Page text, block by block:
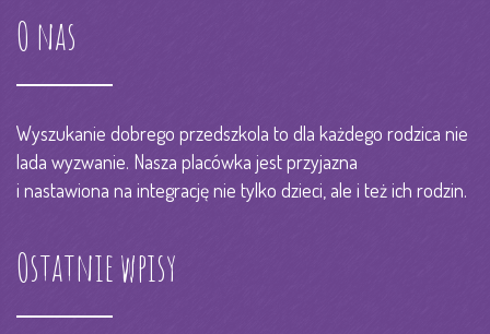
O nas
Wyszukanie dobrego przedszkola to dla każdego rodzica nie
lada wyzwanie. Nasza placówka jest przyjazna
i nastawiona na integrację nie tylko dzieci, ale i też ich rodzin.
Ostatnie wpisy